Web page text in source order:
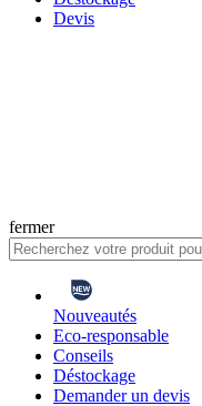
Devis
fermer
Nouveautés
Eco-responsable
Conseils
Déstockage
Demander un devis